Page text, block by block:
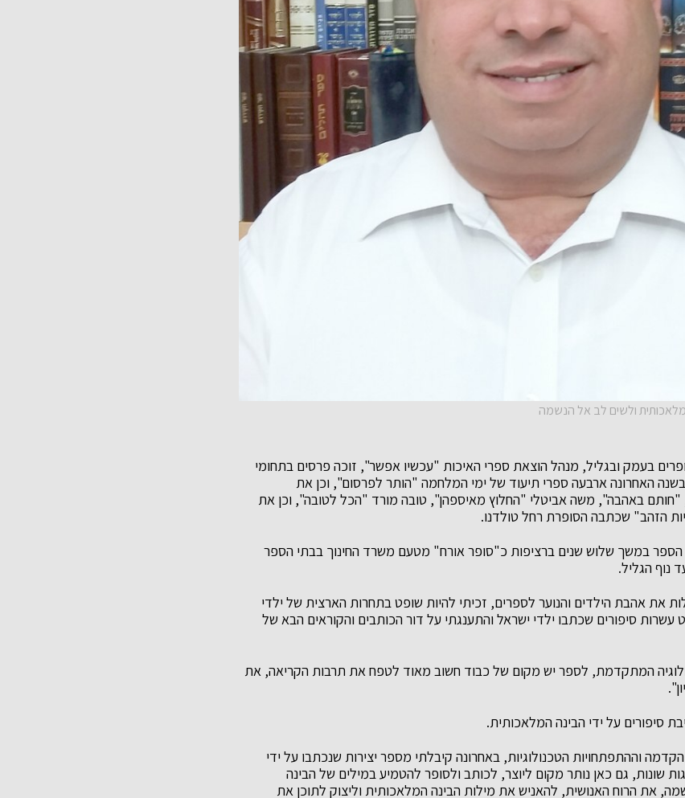
ולשים לב אל הנשמה
בעמק ובגליל, מנהל הוצאת ספרי האיכות "עכשיו אפשר", זוכה פרסים בתחומי
האחרונה ארבעה ספרי תיעוד של ימי המלחמה "הותר לפרסום", וכן את
"חותם באהבה", משה אביטלי "החלוץ מאיספהן", טובה מורד "הכל לטובה", וכן את
הזהב" שכתבה הסופרת רחל טולדנו.
במשך שלוש שנים ברציפות כ"סופר אורח" מטעם משרד החינוך בבתי הספר
נוף הגליל.
את אהבת הילדים והנוער לספרים, זכיתי להיות שופט בתחרות הארצית של ילדי
סיפורים שכתבו ילדי ישראל והתענגתי על דור הכותבים והקוראים הבא של
המתקדמת, לספר יש מקום של כבוד חשוב מאוד לטפח את תרבות הקריאה, את
סיפורים על ידי הבינה המלאכותית.
וההתפתחויות הטכנולוגיות, באחרונה קיבלתי מספר יצירות שנכתבו על ידי
שונות, גם כאן נותר מקום ליוצר, לכותב ולסופר להטמיע במילים של הבינה
את הרוח האנושית, להאניש את מילות הבינה המלאכותית וליצוק לתוכן את